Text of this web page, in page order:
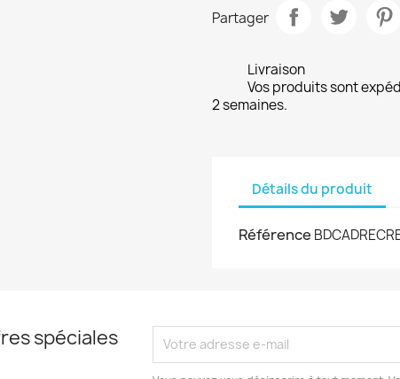
Partager
Livraison
Vos produits sont
2 semaines.
Détails du produit
Référence
spéciales